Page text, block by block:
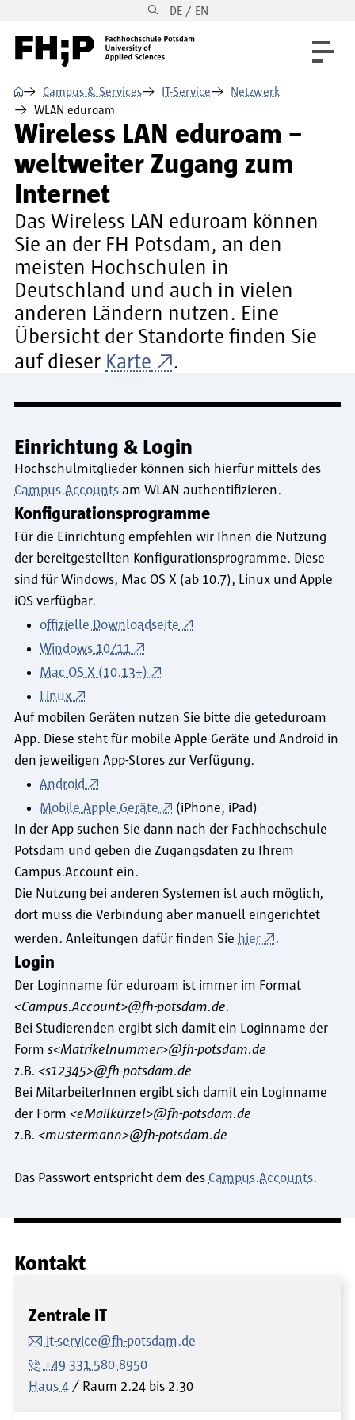
Direkt zur Hauptnavigation DE / EN
⌂ Campus & Services IT-Service
Netzwerk
WLAN eduroam
Wireless LAN eduroam –
weltweiter Zugang zum
Internet
Das Wireless LAN eduroam können
Sie an der FH Potsdam, an den
meisten Hochschulen in
Deutschland und auch in vielen
anderen Ländern nutzen. Eine
Übersicht der Standorte finden Sie
auf dieser Karte .
Einrichtung & Login
Hochschulmitglieder können sich hierfür mittels des
Campus.Accounts am WLAN authentifizieren.
Konfigurationsprogramme
Für die Einrichtung empfehlen wir Ihnen die Nutzung
der bereitgestellten Konfigurationsprogramme. Diese
sind für Windows, Mac OS X (ab 10.7), Linux und Apple
iOS verfügbar.
offizielle Downloadseite
Windows 10/11
Mac OS X (10.13+)
Linux
Auf mobilen Geräten nutzen Sie bitte die geteduroam
App. Diese steht für mobile Apple-Geräte und Android in
den jeweiligen App-Stores zur Verfügung.
Android
Mobile Apple Geräte
(iPhone, iPad)
In der App suchen Sie dann nach der Fachhochschule
Potsdam und geben die Zugangsdaten zu Ihrem
Campus.Account ein.
Die Nutzung bei anderen Systemen ist auch möglich,
dort muss die Verbindung aber manuell eingerichtet
werden. Anleitungen dafür finden Sie hier .
Login
Der Loginname für eduroam ist immer im Format
<Campus.Account>@fh-potsdam.de.
Bei Studierenden ergibt sich damit ein Loginname der
Form s<Matrikelnummer>@fh-potsdam.de
z.B. <s12345>@fh-potsdam.de
Bei MitarbeiterInnen ergibt sich damit ein Loginname
der Form <eMailkürzel>@fh-potsdam.de
z.B. <mustermann>@fh-potsdam.de
Das Passwort entspricht dem des Campus.Accounts.
Kontakt
Zentrale IT
it-service@fh-potsdam.de
+49 331 580-8950
Haus 4
Raum 2.24 bis 2.30